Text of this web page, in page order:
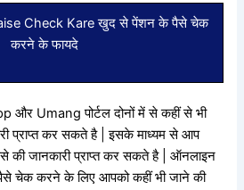
Check Kare खुद से पेंशन के पैसे चेक
करने के फायदे
Umang पोर्टल दोनों में से कहीं से भी
प्राप्त कर सकते है | इसके माध्यम से आप
की जानकारी प्राप्त कर सकते है | ऑनलाइन
चेक करने के लिए आपको कहीं भी जाने की